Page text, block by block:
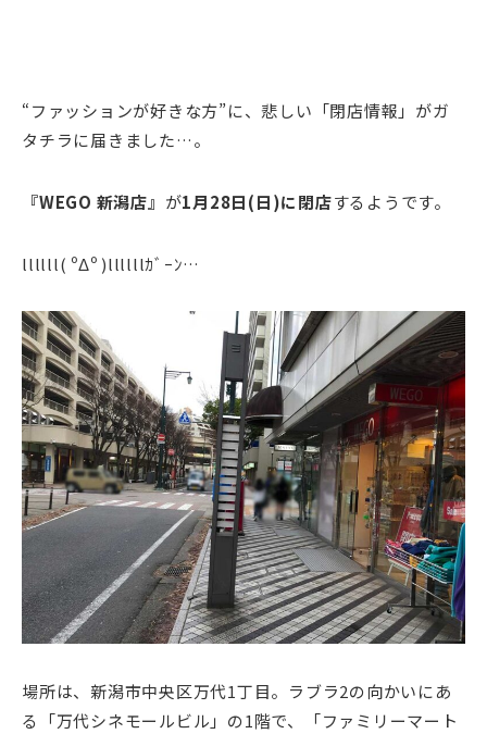
“ファッションが好きな方”に、悲しい「閉店情報」がガ
タチラに届きました…。
『WEGO 新潟店』 が1月28日(日)に閉店するようです。
llllll( ºΔº )llllllｶﾞｰﾝ…
場所は、新潟市中央区万代1丁目。ラブラ2の向かいにあ
る「万代シネモールビル」の1階で、「ファミリーマート